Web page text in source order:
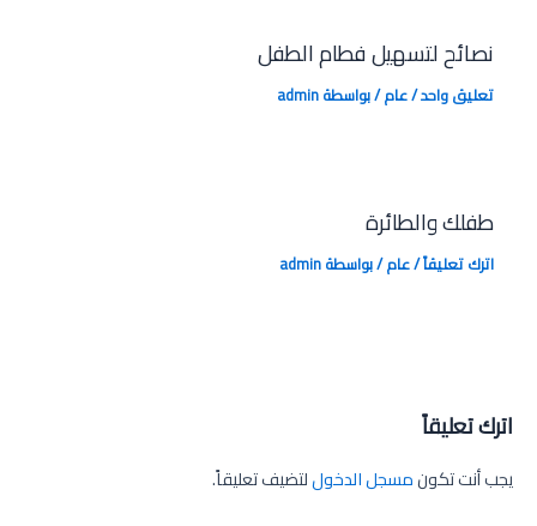
نصائح لتسهيل فطام الطفل
تعليق واحد/عام/ بواسطةadmin
طفلك والطائرة
اترك تعليقاً/عام/ بواسطةadmin
اترك تعليقاً
يجب أنت تكونمسجل الدخوللتضيف تعليقاً.